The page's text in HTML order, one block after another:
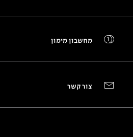
מחשבון מימון
צור קשר